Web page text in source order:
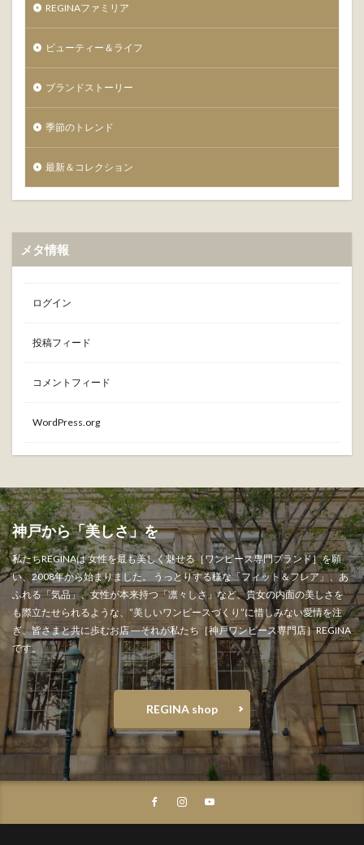
REGINAファミリア
ビューティー＆ライフ
ブランドストーリー
季節のトレンド
最新＆コレクション
メタ情報
ログイン
投稿フィード
コメントフィード
WordPress.org
神戸から「美しさ」を" width="1000" height="1000" >
神戸から「美しさ」を
私たちREGINAは 女性を最も美しく魅せる［ワンピース専門ブランド］を願
い、2008年から始まりました。 うっとりする様な「フィット＆フレア」、あ
ふれる「気品」、女性が本来持つ「凛々しさ」など、貴女の内面の美しさを
も際立たせられるような、”美しいワンピースづくり”に惜しみない愛情を注
ぎ、皆さまと共に歩むお店 ―それが私たち［神戸ワンピース専門店］REGINA
です。
REGINA shop